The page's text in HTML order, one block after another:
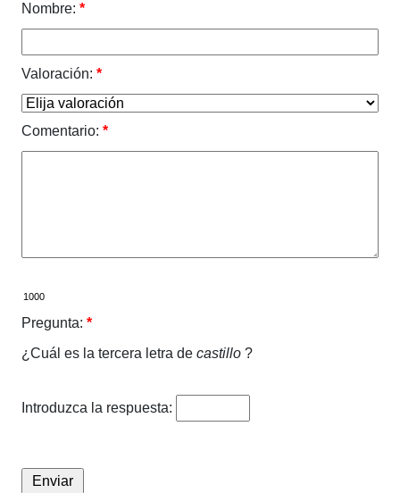
Nombre: *
Valoración: *
Comentario: *
Pregunta: *
¿Cuál es la tercera letra de castillo ?
Introduzca la respuesta: